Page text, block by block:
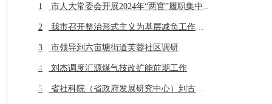
1 市人大常委会开展2024年“两官”履职集中评议
2 我市召开整治形式主义为基层减负工作推进会暨业务培训会议
3 市领导到六亩塘街道芙蓉社区调研
4 刘杰调度汇源煤气技改扩能前期工作
5 省社科院（省政府发展研究中心）到古仙界村调研乡村振兴工作